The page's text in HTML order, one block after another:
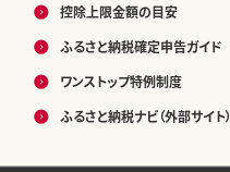
控除上限金額の目安
ふるさと納税確定申告ガイド
ワンストップ特例制度
ふるさと納税ナビ（外部サイト）